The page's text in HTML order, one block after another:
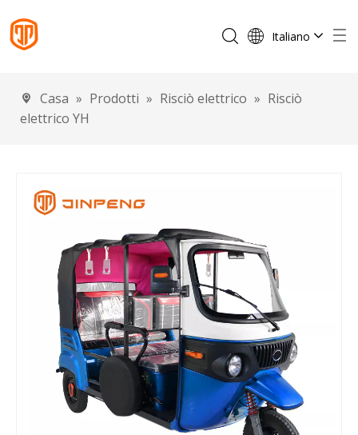
Italiano
Español
Casa » Prodotti » Risciò elettrico » Risciò
elettrico YH